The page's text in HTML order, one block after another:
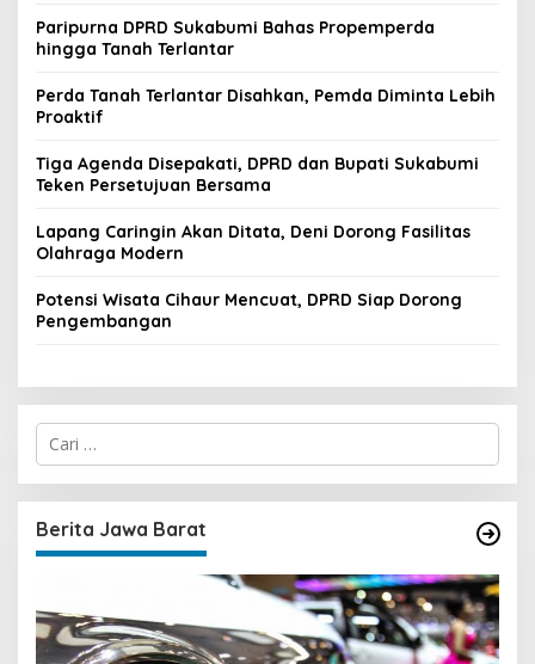
Paripurna DPRD Sukabumi Bahas Propemperda
hingga Tanah Terlantar
Perda Tanah Terlantar Disahkan, Pemda Diminta Lebih
Proaktif
Tiga Agenda Disepakati, DPRD dan Bupati Sukabumi
Teken Persetujuan Bersama
Lapang Caringin Akan Ditata, Deni Dorong Fasilitas
Olahraga Modern
Potensi Wisata Cihaur Mencuat, DPRD Siap Dorong
Pengembangan
C
i
u
n
t
k
:
Berita Jawa Barat